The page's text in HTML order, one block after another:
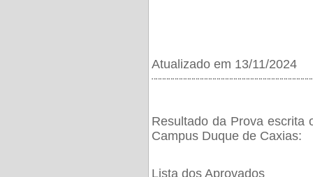
Atualizado em 13/11/2024
Resultado da Prova escrita
Campus Duque de Caxias:
Lista dos Aprovados